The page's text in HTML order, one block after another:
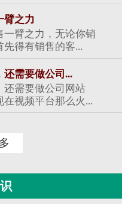
臂之力
一臂之力，无论你销
得有销售的客...
还需要做公司...
还需要做公司网站
视频平台那么火...